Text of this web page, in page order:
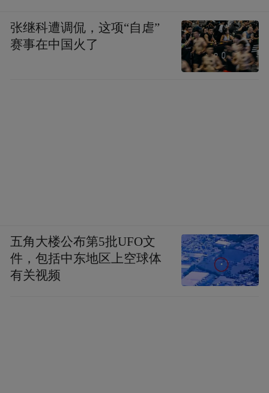
张继科遭调侃，这项“自虐”
赛事在中国火了
五角大楼公布第5批UFO文
件，包括中东地区上空球体
有关视频